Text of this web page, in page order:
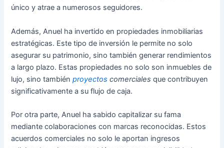
único y atrae a numerosos seguidores.
Además, Anuel ha invertido en propiedades inmobiliarias
estratégicas. Este tipo de inversión le permite no solo
asegurar su patrimonio, sino también generar rendimientos
a largo plazo. Estas propiedades no solo son inmuebles de
lujo, sino tambiénproyectos comerciales que contribuyen
significativamente a su flujo de caja.
Por otra parte, Anuel ha sabido capitalizar su fama
mediante colaboraciones con marcas reconocidas. Estos
acuerdos comerciales no solo le aportan ingresos